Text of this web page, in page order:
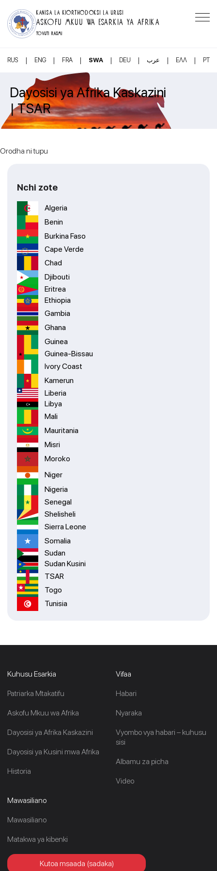
KANISA LA KIORTHODOKSI LA URUSI
ASKOFU MKUU WA ESARKIA YA AFRIKA
TOVUTI RASMI
RUS | ENG | FRA | SWA | DEU | عرب | ΕΛΛ | PT
Dayosisi ya Afrika Kaskazini
| TSAR
Orodha ni tupu
Nchi zote
Algeria
Benin
Burkina Faso
Cape Verde
Chad
Djibouti
Eritrea
Ethiopia
Gambia
Ghana
Guinea
Guinea-Bissau
Ivory Coast
Kamerun
Liberia
Libya
Mali
Mauritania
Misri
Moroko
Niger
Nigeria
Senegal
Shelisheli
Sierra Leone
Somalia
Sudan
Sudan Kusini
TSAR
Togo
Tunisia
Kuhusu Esarkia
Patriarka Mtakatifu
Askofu Mkuu wa Afrika
Dayosisi ya Afrika Kaskazini
Dayosisi ya Kusini mwa Afrika
Historia
Vifaa
Habari
Nyaraka
Vyombo vya habari – kuhusu
sisi
Albamu za picha
Video
Mawasiliano
Mawasiliano
Matakwa ya kibenki
Kutoa msaada (sadaka)